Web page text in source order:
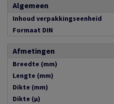
Algemeen
Inhoud verpakkingseenheid
Formaat DIN
Afmetingen
Breedte (mm)
Lengte (mm)
Dikte (mm)
Dikte (µ)